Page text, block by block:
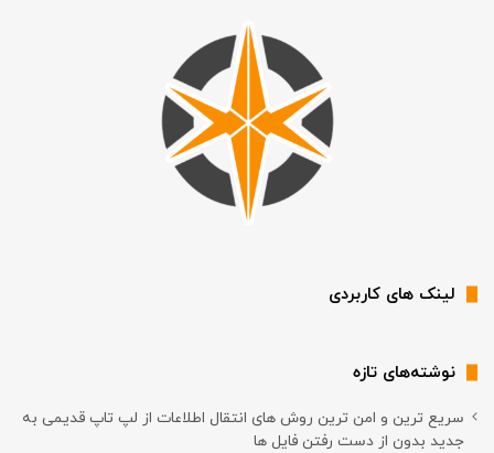
لینک های کاربردی
نوشته‌های تازه
سریع ترین و امن ترین روش های انتقال اطلاعات از لپ تاپ قدیمی به
جدید بدون از دست رفتن فایل ها